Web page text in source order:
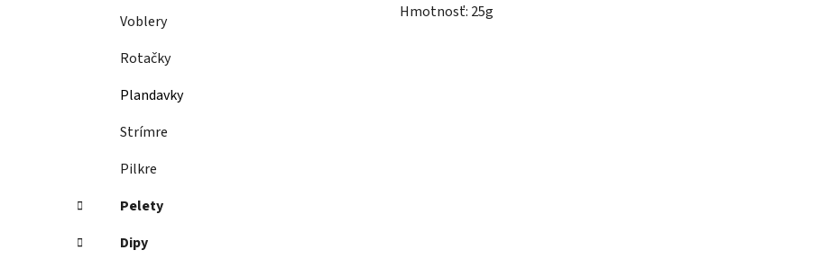
Voblery
Rotačky
Plandavky
Strímre
Pilkre
Pelety
Dipy
Hmotnosť: 25g